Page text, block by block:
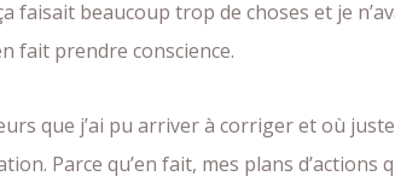
faisait beaucoup trop de choses et je
fait prendre conscience.
que j’ai pu arriver à corriger et où
Parce qu’en fait, mes plans